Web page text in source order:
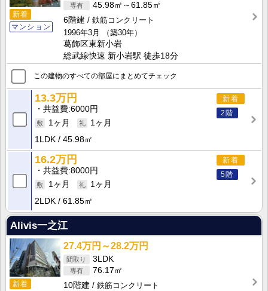
新着
マンション
45.98㎡～61.85㎡
6階建
鉄筋コンクリート
1996年3月
（築30年）
葛飾区東新小岩
総武線快速 新小岩駅 徒歩18分
この建物のすべての部屋にまとめてチェック
新着
2階
13.3万円
共益費 6000円
1ヶ月
1ヶ月
1LDK
45.98㎡
新着
5階
16.2万円
共益費 8000円
1ヶ月
1ヶ月
2LDK
61.85㎡
Alivis一之江
新着
27.4万円～28.2万円
3LDK
76.17㎡
10階建
鉄筋コンクリート